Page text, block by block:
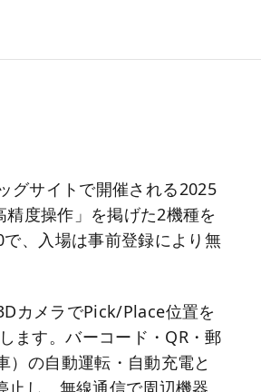
グサイトで開催される2025
度操作」を掲げた2機種を
、入場は事前登録により無
カメラでPick/Place位置を
ます。バーコード・QR・郵
）の自動運転・自動充電と